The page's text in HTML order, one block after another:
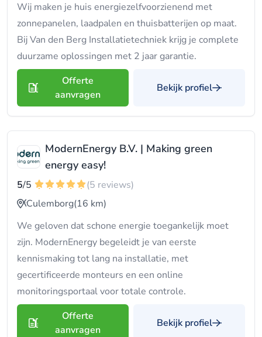
Wij maken je huis energiezelfvoorzienend met
zonnepanelen, laadpalen en thuisbatterijen op maat.
Bij Van den Berg Installatietechniek krijg je complete
duurzame oplossingen met 2 jaar garantie.
Offerte
aanvragen
Bekijk profiel
ModernEnergy B.V. | Making green
energy easy!
5/5
(5 reviews)
Culemborg(16 km)
We geloven dat schone energie toegankelijk moet
zijn. ModernEnergy begeleidt je van eerste
kennismaking tot lang na installatie, met
gecertificeerde monteurs en een online
monitoringsportaal voor totale controle.
Offerte
aanvragen
Bekijk profiel